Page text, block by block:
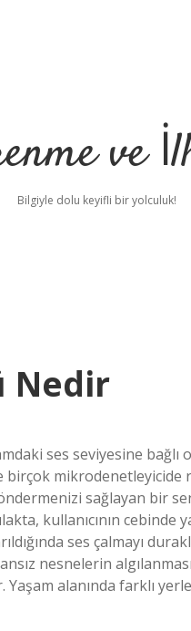
ve
Bilgiyle dolu keyifli bir yolculuk!
Nedir
ses seviyesine bağlı
mikrodenetleyicide
sağlayan bir
kullanıcının cebinde
ses çalmayı
nesnelerin
Yaşam alanında farklı